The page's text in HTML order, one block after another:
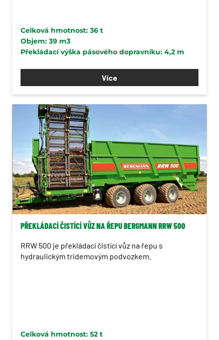
Celková hmotnost: 36 t
Objem: 39 m3
Překládací výška pásového dopravníku: 4,2 m
Více
PŘEKLÁDACÍ ČISTÍCÍ VŮZ NA ŘEPU BERGMANN RRW 500
RRW 500 je překládací čistící vůz na řepu s
hydraulickým tridemovým podvozkem.
Celková hmotnost: 52 t